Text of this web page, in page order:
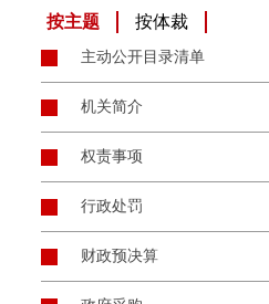
按主题 按体裁
主动公开目录清单
机关简介
权责事项
行政处罚
财政预决算